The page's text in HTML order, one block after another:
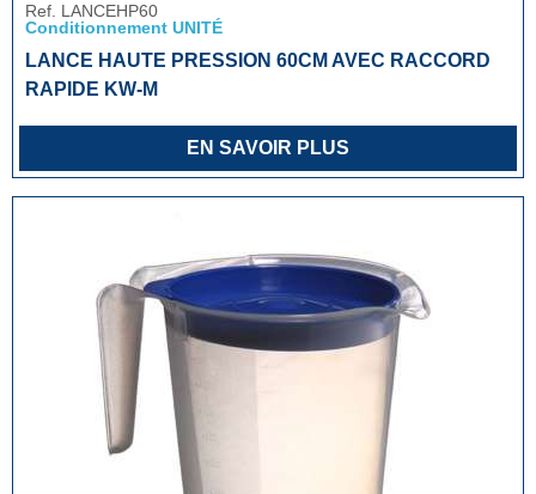
Ref. LANCEHP60
Conditionnement UNITÉ
LANCE HAUTE PRESSION 60CM AVEC RACCORD
RAPIDE KW-M
EN SAVOIR PLUS